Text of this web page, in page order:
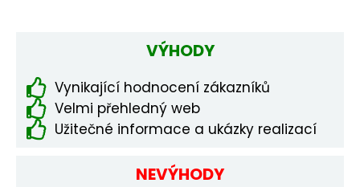
VÝHODY
Vynikající hodnocení zákazníků
Velmi přehledný web
Užitečné informace a ukázky realizací
NEVÝHODY